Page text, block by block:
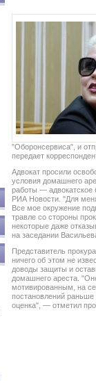
"Оборонсервиса", и
передает
Адвокат просили
условия домашнего
работы — адвокатское
РИА Новости. "Для
Все мое окружение
травле со стороны
некоторые даже
на заседании
Представитель
ничего об этом не
доводы защиты и
домашнего ареста.
мотивированным, на
постановлений
оценка", — отметил